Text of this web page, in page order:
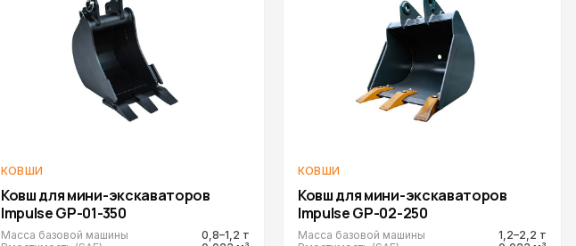
КОВШИ
Ковш для мини-экскаваторов
Impulse GP-01-350
Масса базовой машины
0,8–1,2 т
КОВШИ
Ковш для мини-экскаваторов
Impulse GP-02-250
Масса базовой машины
1,2–2,2 т